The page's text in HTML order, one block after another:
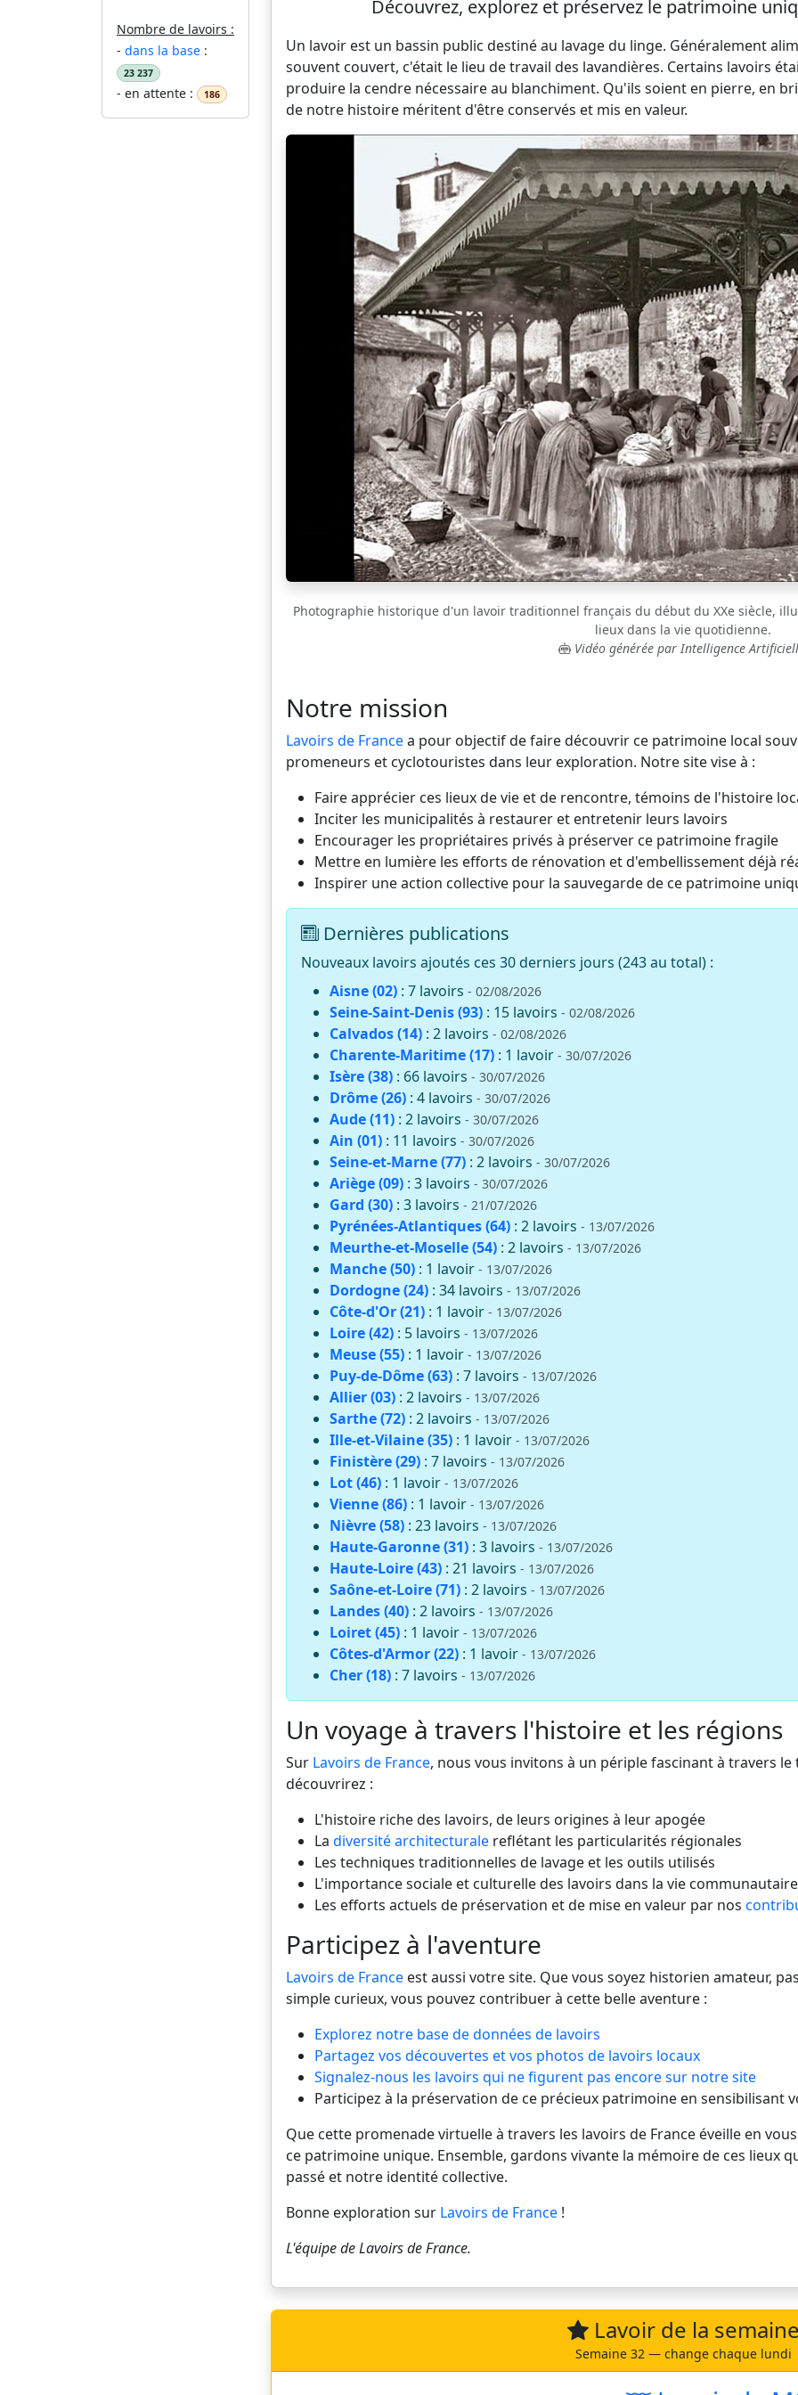
Nombre de lavoirs :
- dans la base :
23 237
- en attente : 186
Découvrez, explorez et préservez le patrimoine
Un lavoir est un bassin public destiné au lavage du linge. Généralement
souvent couvert, c'était le lieu de travail des lavandières. Certains lavoirs
produire la cendre nécessaire au blanchiment. Qu'ils soient en pierre, en
de notre histoire méritent d'être conservés et mis en valeur.
Photographie historique d'un lavoir traditionnel français du début du XXe siècle,
lieux dans la vie quotidienne.
Vidéo générée par Intelligence
Notre mission
Lavoirs de Francea pour objectif de faire découvrir ce patrimoine local
promeneurs et cyclotouristes dans leur exploration. Notre site vise à :
Faire apprécier ces lieux de vie et de rencontre, témoins de l'histoire
Inciter les municipalités à restaurer et entretenir leurs lavoirs
Encourager les propriétaires privés à préserver ce patrimoine fragile
Mettre en lumière les efforts de rénovation et d'embellissement déjà
Inspirer une action collective pour la sauvegarde de ce patrimoine
Dernières publications
Nouveaux lavoirs ajoutés ces 30 derniers jours (243 au total) :
Aisne (02) : 7 lavoirs - 02/08/2026
Seine-Saint-Denis (93) : 15 lavoirs - 02/08/2026
Calvados (14) : 2 lavoirs - 02/08/2026
Charente-Maritime (17) : 1 lavoir - 30/07/2026
Isère (38) : 66 lavoirs - 30/07/2026
Drôme (26) : 4 lavoirs - 30/07/2026
Aude (11) : 2 lavoirs - 30/07/2026
Ain (01) : 11 lavoirs - 30/07/2026
Seine-et-Marne (77) : 2 lavoirs - 30/07/2026
Ariège (09) : 3 lavoirs - 30/07/2026
Gard (30) : 3 lavoirs - 21/07/2026
Pyrénées-Atlantiques (64) : 2 lavoirs - 13/07/2026
Meurthe-et-Moselle (54) : 2 lavoirs - 13/07/2026
Manche (50) : 1 lavoir - 13/07/2026
Dordogne (24) : 34 lavoirs - 13/07/2026
Côte-d'Or (21) : 1 lavoir - 13/07/2026
Loire (42) : 5 lavoirs - 13/07/2026
Meuse (55) : 1 lavoir - 13/07/2026
Puy-de-Dôme (63) : 7 lavoirs - 13/07/2026
Allier (03) : 2 lavoirs - 13/07/2026
Sarthe (72) : 2 lavoirs - 13/07/2026
Ille-et-Vilaine (35) : 1 lavoir - 13/07/2026
Finistère (29) : 7 lavoirs - 13/07/2026
Lot (46) : 1 lavoir - 13/07/2026
Vienne (86) : 1 lavoir - 13/07/2026
Nièvre (58) : 23 lavoirs - 13/07/2026
Haute-Garonne (31) : 3 lavoirs - 13/07/2026
Haute-Loire (43) : 21 lavoirs - 13/07/2026
Saône-et-Loire (71) : 2 lavoirs - 13/07/2026
Landes (40) : 2 lavoirs - 13/07/2026
Loiret (45) : 1 lavoir - 13/07/2026
Côtes-d'Armor (22) : 1 lavoir - 13/07/2026
Cher (18) : 7 lavoirs - 13/07/2026
Un voyage à travers l'histoire et les régions
Sur Lavoirs de France, nous vous invitons à un périple fascinant à travers
découvrirez :
L'histoire riche des lavoirs, de leurs origines à leur apogée
La diversité architecturale reflétant les particularités régionales
Les techniques traditionnelles de lavage et les outils utilisés
L'importance sociale et culturelle des lavoirs dans la vie communautaire
Les efforts actuels de préservation et de mise en valeur par nos
Participez à l'aventure
Lavoirs de France est aussi votre site. Que vous soyez historien amateur,
simple curieux, vous pouvez contribuer à cette belle aventure :
Explorez notre base de données de lavoirs
Partagez vos découvertes et vos photos de lavoirs locaux
Signalez-nous les lavoirs qui ne figurent pas encore sur notre site
Participez à la préservation de ce précieux patrimoine en sensibilisant
Que cette promenade virtuelle à travers les lavoirs de France éveille en
ce patrimoine unique. Ensemble, gardons vivante la mémoire de ces lieux
passé et notre identité collective.
Bonne exploration sur Lavoirs de France !
L'équipe deLavoirs de France.
Lavoir de la semaine
Semaine 32 — change chaque lundi